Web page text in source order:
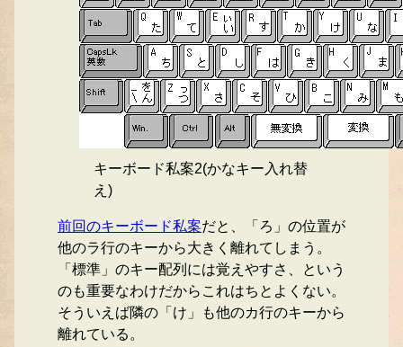
キーボード私案2(かなキー入れ替
え)
前回のキーボード私案だと、「ろ」の位置が
他のラ行のキーから大きく離れてしまう。
「標準」のキー配列には覚えやすさ、という
のも重要なわけだからこれはちとよくない。
そういえば隣の「け」も他のカ行のキーから
離れている。